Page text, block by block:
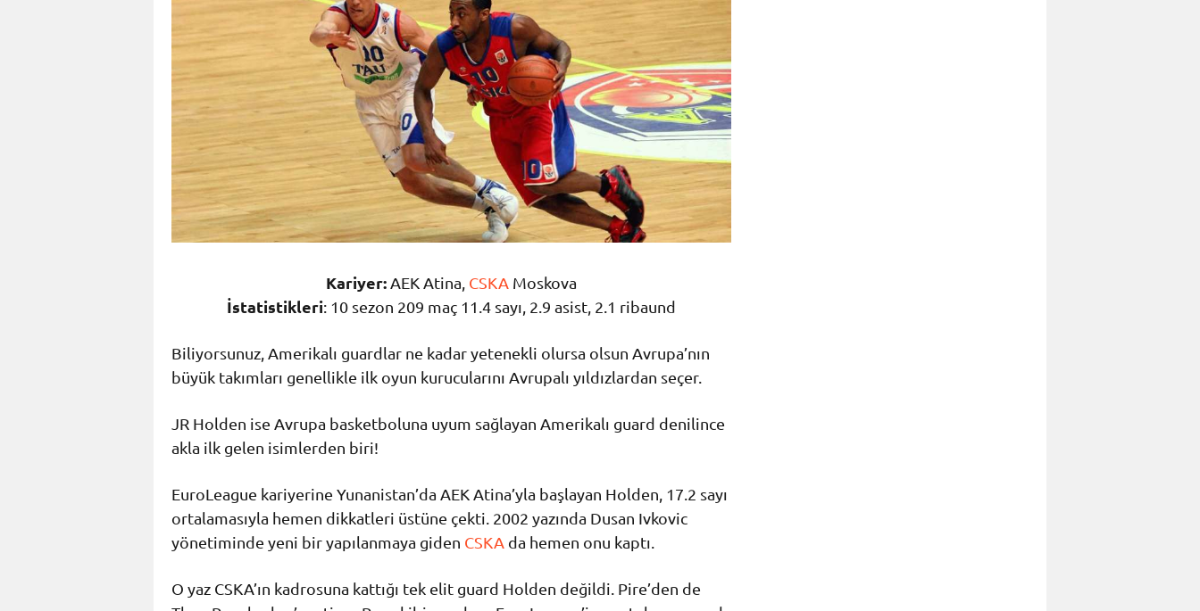
Kariyer:AEK Atina, CSKA Moskova
İstatistikleri: 10 sezon 209 maç 11.4 sayı, 2.9 asist, 2.1 ribaund
Biliyorsunuz, Amerikalı guardlar ne kadar yetenekli olursa olsun Avrupa’nın
büyük takımları genellikle ilk oyun kurucularını Avrupalı yıldızlardan seçer.
JR Holden ise Avrupa basketboluna uyum sağlayan Amerikalı guard denilince
akla ilk gelen isimlerden biri!
EuroLeague kariyerine Yunanistan’da AEK Atina’yla başlayan Holden, 17.2 sayı
ortalamasıyla hemen dikkatleri üstüne çekti. 2002 yazında Dusan Ivkovic
yönetiminde yeni bir yapılanmaya giden CSKA da hemen onu kaptı.
O yaz CSKA’ın kadrosuna kattığı tek elit guard Holden değildi. Pire’den de